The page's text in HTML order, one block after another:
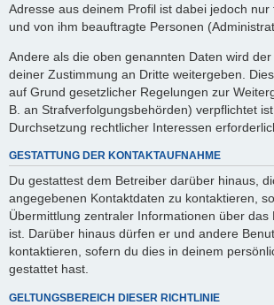
Adresse aus deinem Profil ist dabei jedoch
und von ihm beauftragte Personen
Andere als die oben genannten Daten wird
deiner Zustimmung an Dritte weitergeben.
auf Grund gesetzlicher Regelungen zur
B. an Strafverfolgungsbehörden) verpflichtet
Durchsetzung rechtlicher Interessen
GESTATTUNG DER KONTAKTAUFNAHME
Du gestattest dem Betreiber darüber hinaus,
angegebenen Kontaktdaten zu kontaktieren,
Übermittlung zentraler Informationen über das
ist. Darüber hinaus dürfen er und andere
kontaktieren, sofern du dies in deinem
gestattet hast.
GELTUNGSBEREICH DIESER RICHTLINIE